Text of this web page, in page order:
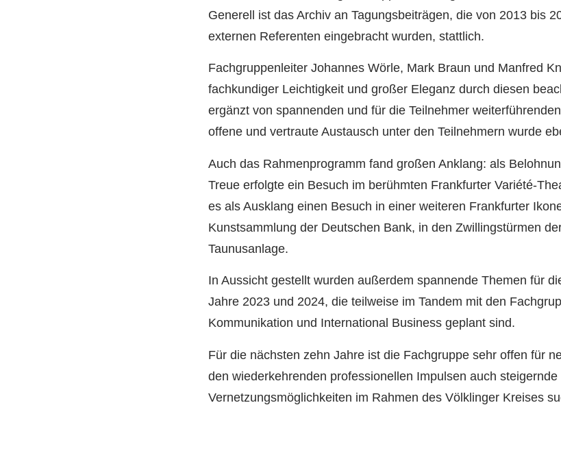
Generell ist das Archiv an Tagungsbeiträgen, die von 2013 bis
externen Referenten eingebracht wurden, stattlich.
Fachgruppenleiter Johannes Wörle, Mark Braun und Manfred
fachkundiger Leichtigkeit und großer Eleganz durch diesen
ergänzt von spannenden und für die Teilnehmer
offene und vertraute Austausch unter den Teilnehmern wurde
Auch das Rahmenprogramm fand großen Anklang: als
Treue erfolgte ein Besuch im berühmten Frankfurter Variété-
es als Ausklang einen Besuch in einer weiteren Frankfurter
Kunstsammlung der Deutschen Bank, in den Zwillingstürmen
Taunusanlage.
In Aussicht gestellt wurden außerdem spannende Themen für
Jahre 2023 und 2024, die teilweise im Tandem mit den
Kommunikation und International Business geplant sind.
Für die nächsten zehn Jahre ist die Fachgruppe sehr offen für
den wiederkehrenden professionellen Impulsen auch
Vernetzungsmöglichkeiten im Rahmen des Völklinger Kreises